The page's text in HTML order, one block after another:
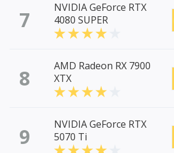
7
NVIDIA GeForce RTX
4080 SUPER
8
AMD Radeon RX 7900
XTX
9
NVIDIA GeForce RTX
5070 Ti